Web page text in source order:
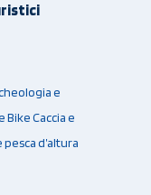
e
Caccia e
d’altura